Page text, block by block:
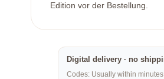
Edition vor der Bestellung.
Digital delivery · no
Codes: Usually within